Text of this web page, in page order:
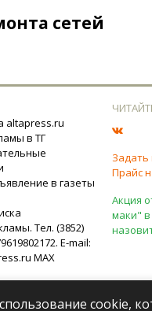
сетей
altapress.ru
в ТГ
в газеты
Тел. (3852)
E-mail:
MAX
Задать
Прайс
Акция
маки" в
cookie,